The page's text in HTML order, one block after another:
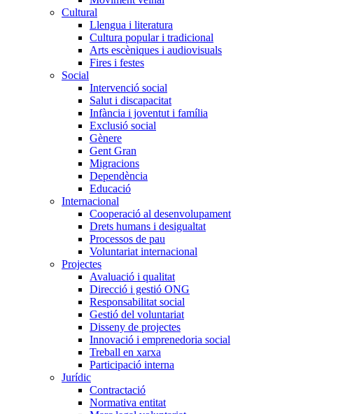
Cultural
Llengua i literatura
Cultura popular i tradicional
Arts escèniques i audiovisuals
Fires i festes
Social
Intervenció social
Salut i discapacitat
Infància i joventut i família
Exclusió social
Gènere
Gent Gran
Migracions
Dependència
Educació
Internacional
Cooperació al desenvolupament
Drets humans i desigualtat
Processos de pau
Voluntariat internacional
Projectes
Avaluació i qualitat
Direcció i gestió ONG
Responsabilitat social
Gestió del voluntariat
Disseny de projectes
Innovació i emprenedoria social
Treball en xarxa
Participació interna
Jurídic
Contractació
Normativa entitat